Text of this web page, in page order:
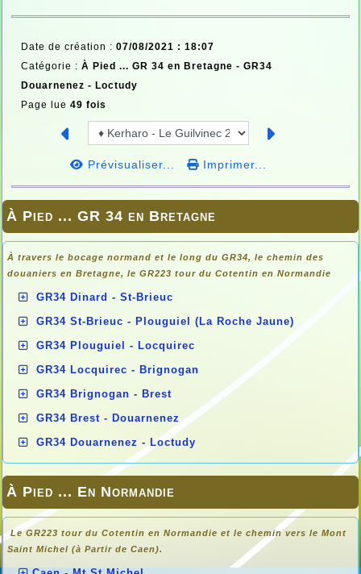
À Pied ... GR 34 en Bretagne
À travers le bocage normand et le long du GR34, le chemin des
douaniers en Bretagne, le GR223 tour du Cotentin en Normandie
GR34 Dinard - St-Brieuc
GR34 St-Brieuc - Plouguiel (La Roche Jaune)
GR34 Plouguiel - Locquirec
GR34 Locquirec - Brignogan
GR34 Brignogan - Brest
GR34 Brest - Douarnenez
GR34 Douarnenez - Loctudy
À Pied ... En Normandie
Le GR223 tour du Cotentin en Normandie et le chemin vers le Mont
Saint Michel (à Partir de Caen).
Date de création : 07/08/2021 : 18:07
Catégorie : À Pied ... GR 34 en Bretagne - GR34
Douarnenez - Loctudy
Page lue 49 fois
Prévisualiser... Imprimer...